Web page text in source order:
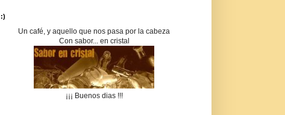
:)
Un café, y aquello que nos pasa por la cabeza
Con sabor... en cristal
¡¡¡ Buenos dias !!!